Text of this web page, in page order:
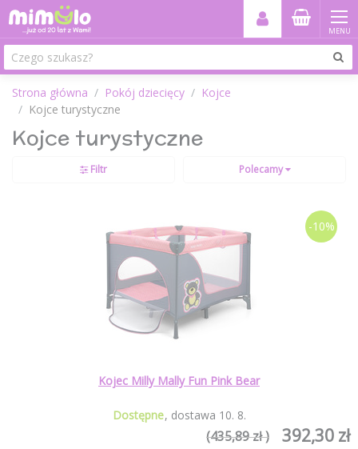
MENU
Strona główna Pokój dziecięcy
Kojce
Kojce turystyczne
Kojce turystyczne
Filtr Polecamy
-10%
Kojec Milly Mally Fun Pink Bear
Dostępne dostawa 10. 8.
392,30 zł
(435,89 zł )